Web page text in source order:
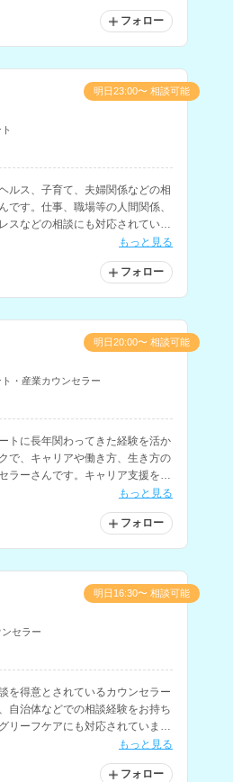
フォロー
ルス、子育て、夫婦関係などの相
す。仕事、職場等の人間関係、
スなどの相談にも対応されていま
もっと見る
フォロー
明日23:00〜 相談可能
・産業カウンセラー
トに長年関わってきた経験を活か
で、キャリアや働き方、生き方の
ラーさんです。キャリア支援を専
関係、復職支援にも対応されてい
もっと見る
フォロー
明日20:00〜 相談可能
セラー
を得意とされているカウンセラー
自治体などでの相談経験をお持ち
リーフケアにも対応されていま
もっと見る
フォロー
明日16:30〜 相談可能